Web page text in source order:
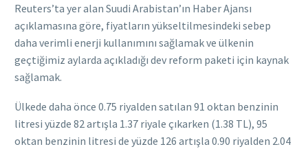
Reuters’ta yer alan Suudi Arabistan’ın Haber Ajansı
açıklamasına göre, fiyatların yükseltilmesindeki sebep
daha verimli enerji kullanımını sağlamak ve ülkenin
geçtiğimiz aylarda açıkladığı dev reform paketi için kaynak
sağlamak.
Ülkede daha önce 0.75 riyalden satılan 91 oktan benzinin
litresi yüzde 82 artışla 1.37 riyale çıkarken (1.38 TL), 95
oktan benzinin litresi de yüzde 126 artışla 0.90 riyalden 2.04